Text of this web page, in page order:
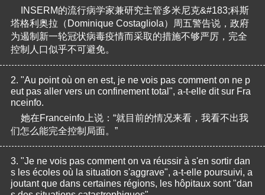
INSERM的流行病学家兼研究主管多米尼克&#183;科斯
塔格利奥拉（Dominique Costagliola）周五警告说，政府
为遏制新一轮冠状病毒疫情而采取的措施不够严厉，完全
控制人口似乎不可避免。
2. "Au point où on en est, je ne vois pas comment on ne p
eut pas aller vers un confinement total", a-t-elle dit sur Fra
nceinfo.
她在Franceinfo上说：“就目前的情况来看，我看不出我
们怎么能完全控制局面。”
3. "Je ne vois pas comment on va réussir à s'en sortir dan
s les écoles où la situation s'aggrave", a-t-elle poursuivi, a
joutant que dans certaines régions, les hôpitaux sont "dan